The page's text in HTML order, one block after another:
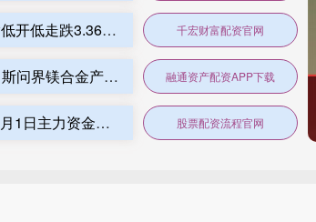
千宏财富配资官网 滚动更新丨创业板指低开低走跌3.36%，新能源、半导体板块下挫 千宏财富配资官网
融通资产配资APP下载 宝武镁业：赛力斯问界镁合金产品均为公司提供 单车用量已达20Kg以上 融通资产配资APP下载
股票配资流程官网 寒武纪（688256）8月1日主力资金净卖出4.12亿元 股票配资流程官网